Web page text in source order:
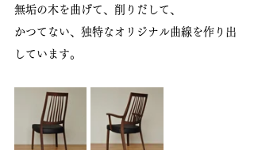
無垢の木を曲げて、削りだして、
かつてない、独特なオリジナル曲線を作り出
しています。